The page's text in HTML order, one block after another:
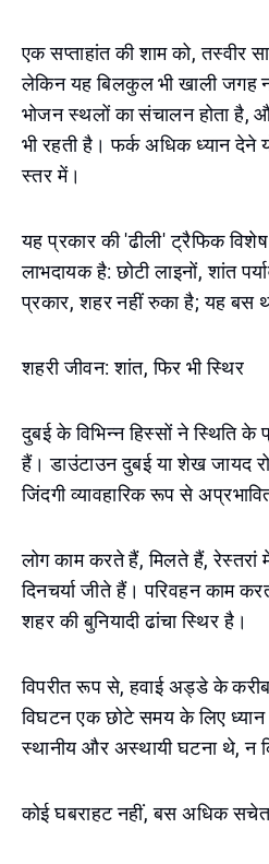
एक सप्ताहांत की शाम को, तस्वीर
लेकिन यह बिलकुल भी खाली जगह
भोजन स्थलों का संचालन होता है,
भी रहती है। फर्क अधिक ध्यान देने
स्तर में।
यह प्रकार की 'ढीली' ट्रैफिक
लाभदायक है: छोटी लाइनों, शांत
प्रकार, शहर नहीं रुका है; यह बस
शहरी जीवन: शांत, फिर भी स्थिर
दुबई के विभिन्न हिस्सों ने स्थिति के
हैं। डाउंटाउन दुबई या शेख जायद
जिंदगी व्यावहारिक रूप से
लोग काम करते हैं, मिलते हैं, रेस्तरां
दिनचर्या जीते हैं। परिवहन काम
शहर की बुनियादी ढांचा स्थिर है।
विपरीत रूप से, हवाई अड्डे के
विघटन एक छोटे समय के लिए ध्यान
स्थानीय और अस्थायी घटना थे, न
कोई घबराहट नहीं, बस अधिक